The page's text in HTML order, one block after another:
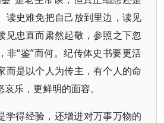
读史难免把自己放到里边，读见
见忠直而肃然起敬，参照之下忽
非“鉴”而何。纪传体史书要更活
而是以个人为传主，有个人的命
乐，更鲜明的面容。
学得经验，还增进对万事万物的